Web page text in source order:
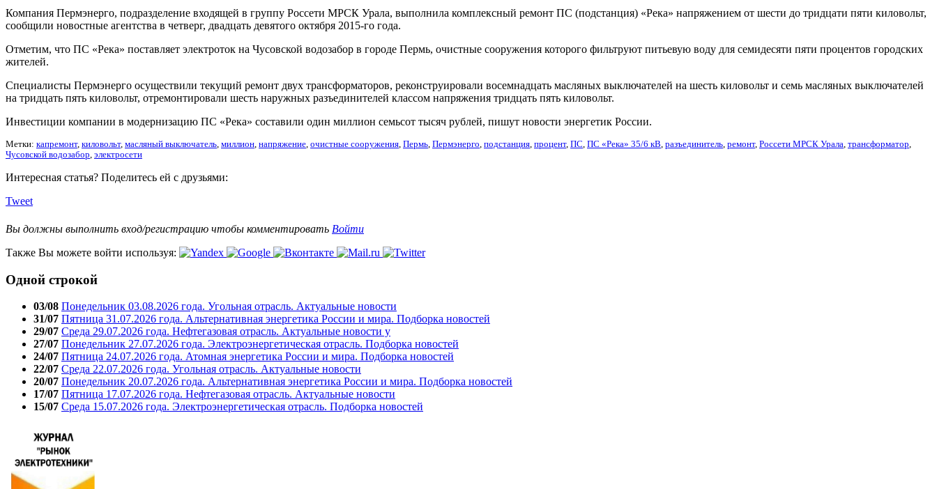
Компания Пермэнерго, подразделение входящей в группу Россети МРСК Урала, выполнила комплексный ремонт ПС (подстанция) «Река» напряжением от шести до тридцати пяти киловольт,
сообщили новостные агентства в четверг, двадцать девятого октября 2015-го года.
Отметим, что ПС «Река» поставляет электроток на Чусовской водозабор в городе Пермь, очистные сооружения которого фильтруют питьевую воду для семидесяти пяти процентов городских
жителей.
Специалисты Пермэнерго осуществили текущий ремонт двух трансформаторов, реконструировали восемнадцать масляных выключателей на шесть киловольт и семь масляных выключателей
на тридцать пять киловольт, отремонтировали шесть наружных разъединителей классом напряжения тридцать пять киловольт.
Инвестиции компании в модернизацию ПС «Река» составили один миллион семьсот тысяч рублей, пишут новости энергетик России.
Метки: капремонт, киловольт, масляный выключатель, миллион, напряжение, очистные сооружения, Пермь, Пермэнерго, подстанция, процент, ПС, ПС «Река» 35/6 кВ, разъединитель, ремонт, Россети МРСК Урала, трансформатор,
Чусовской водозабор, электросети
Интересная статья? Поделитесь ей с друзьями:
Tweet
Вы должны выполнить вход/регистрацию чтобы комментировать Войти
Также Вы можете войти используя:
Одной строкой
03/08 Понедельник 03.08.2026 года. Угольная отрасль. Актуальные новости
31/07 Пятница 31.07.2026 года. Альтернативная энергетика России и мира. Подборка новостей
29/07 Среда 29.07.2026 года. Нефтегазовая отрасль. Актуальные новости у
27/07 Понедельник 27.07.2026 года. Электроэнергетическая отрасль. Подборка новостей
24/07 Пятница 24.07.2026 года. Атомная энергетика России и мира. Подборка новостей
22/07 Среда 22.07.2026 года. Угольная отрасль. Актуальные новости
20/07 Понедельник 20.07.2026 года. Альтернативная энергетика России и мира. Подборка новостей
17/07 Пятница 17.07.2026 года. Нефтегазовая отрасль. Актуальные новости
15/07 Среда 15.07.2026 года. Электроэнергетическая отрасль. Подборка новостей